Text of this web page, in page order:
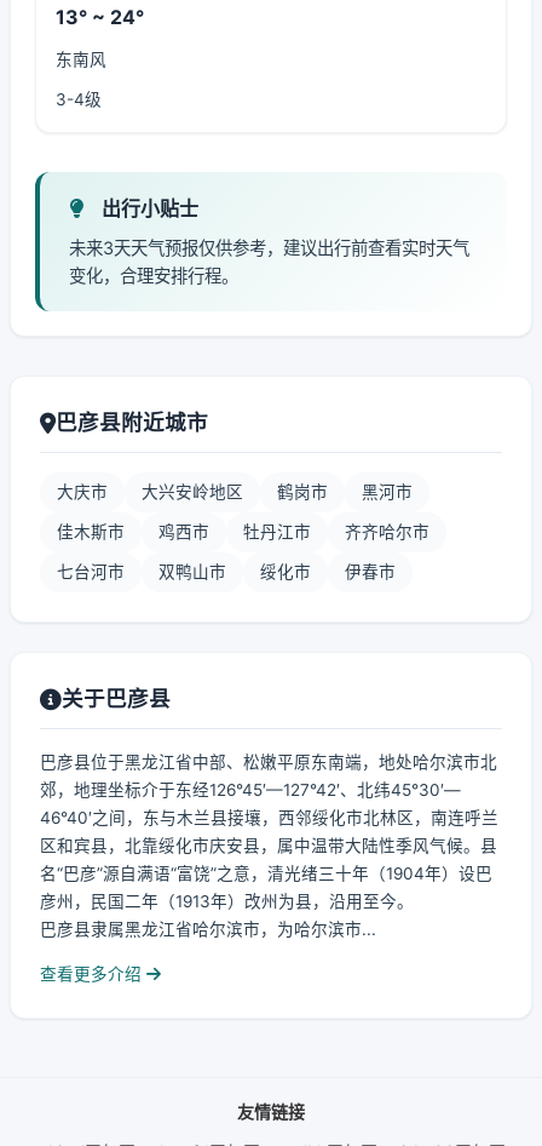
13° ~ 24°
东南风
3-4级
出行小贴士
未来3天天气预报仅供参考，建议出行前查看实时天气
变化，合理安排行程。
巴彦县附近城市
大庆市 大兴安岭地区 鹤岗市 黑河市
佳木斯市 鸡西市 牡丹江市 齐齐哈尔市
七台河市 双鸭山市 绥化市 伊春市
关于巴彦县
巴彦县位于黑龙江省中部、松嫩平原东南端，地处哈尔滨市北
郊，地理坐标介于东经126°45′—127°42′、北纬45°30′—
46°40′之间，东与木兰县接壤，西邻绥化市北林区，南连呼兰
区和宾县，北靠绥化市庆安县，属中温带大陆性季风气候。县
名“巴彦”源自满语“富饶”之意，清光绪三十年（1904年）设巴
彦州，民国二年（1913年）改州为县，沿用至今。
巴彦县隶属黑龙江省哈尔滨市，为哈尔滨市...
查看更多介绍
友情链接